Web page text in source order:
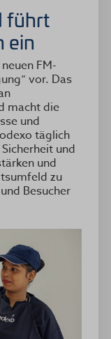
führt
ein
FM-
vor. Das
macht die
und
täglich
und
und
zu
Besucher